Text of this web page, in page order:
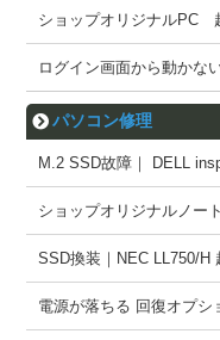
ショップオリジナルPC
ログイン画面から動かな
パソコン修理
M.2 SSD故障｜ DELL
ショップオリジナルノー
SSD換装｜NEC LL750/H
電源が落ちる 回復オプシ